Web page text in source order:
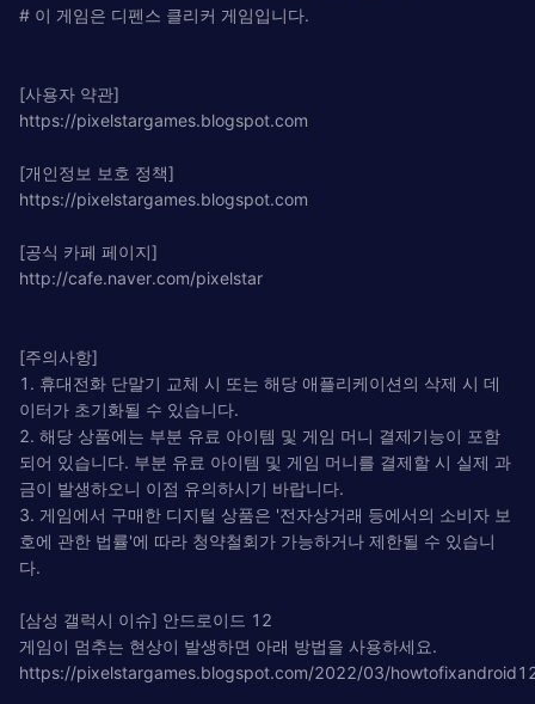
# 이 게임은 디펜스 클리커 게임입니다.
[사용자 약관]
https://pixelstargames.blogspot.com
[개인정보 보호 정책]
https://pixelstargames.blogspot.com
[공식 카페 페이지]
http://cafe.naver.com/pixelstar
[주의사항]
1. 휴대전화 단말기 교체 시 또는 해당 애플리케이션의 삭제 시 데
이터가 초기화될 수 있습니다.
2. 해당 상품에는 부분 유료 아이템 및 게임 머니 결제기능이 포함
되어 있습니다. 부분 유료 아이템 및 게임 머니를 결제할 시 실제 과
금이 발생하오니 이점 유의하시기 바랍니다.
3. 게임에서 구매한 디지털 상품은 '전자상거래 등에서의 소비자 보
호에 관한 법률'에 따라 청약철회가 가능하거나 제한될 수 있습니
다.
[삼성 갤럭시 이슈] 안드로이드 12
게임이 멈추는 현상이 발생하면 아래 방법을 사용하세요.
https://pixelstargames.blogspot.com/2022/03/